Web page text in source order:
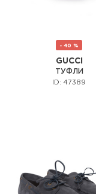
- 40 %
GUCCI
ТУФЛИ
ID: 47389